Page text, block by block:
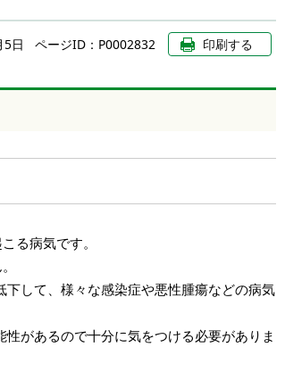
5日 ページID：P0002832 印刷する
る病気です。
して、様々な感染症や悪性腫瘍などの病気
があるので十分に気をつける必要がありま